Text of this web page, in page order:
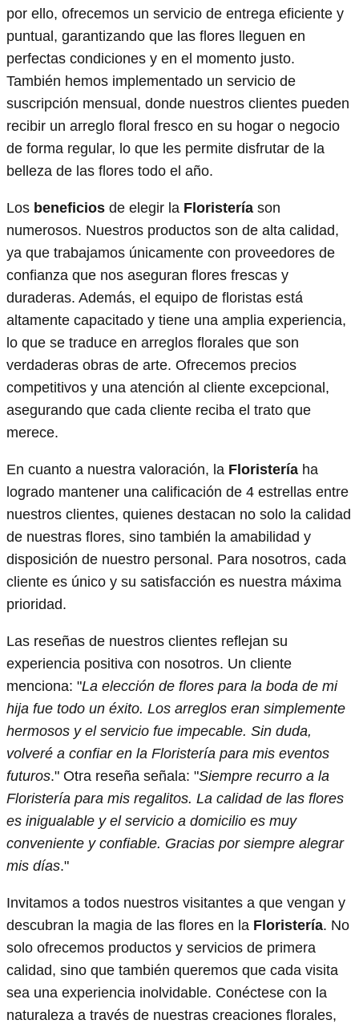
por ello, ofrecemos un servicio de entrega eficiente y
puntual, garantizando que las flores lleguen en
perfectas condiciones y en el momento justo.
También hemos implementado un servicio de
suscripción mensual, donde nuestros clientes pueden
recibir un arreglo floral fresco en su hogar o negocio
de forma regular, lo que les permite disfrutar de la
belleza de las flores todo el año.
Los beneficios de elegir la Floristería son
numerosos. Nuestros productos son de alta calidad,
ya que trabajamos únicamente con proveedores de
confianza que nos aseguran flores frescas y
duraderas. Además, el equipo de floristas está
altamente capacitado y tiene una amplia experiencia,
lo que se traduce en arreglos florales que son
verdaderas obras de arte. Ofrecemos precios
competitivos y una atención al cliente excepcional,
asegurando que cada cliente reciba el trato que
merece.
En cuanto a nuestra valoración, la Floristería ha
logrado mantener una calificación de 4 estrellas entre
nuestros clientes, quienes destacan no solo la calidad
de nuestras flores, sino también la amabilidad y
disposición de nuestro personal. Para nosotros, cada
cliente es único y su satisfacción es nuestra máxima
prioridad.
Las reseñas de nuestros clientes reflejan su
experiencia positiva con nosotros. Un cliente
menciona: "La elección de flores para la boda de mi
hija fue todo un éxito. Los arreglos eran simplemente
hermosos y el servicio fue impecable. Sin duda,
volveré a confiar en la Floristería para mis eventos
futuros." Otra reseña señala: "Siempre recurro a la
Floristería para mis regalitos. La calidad de las flores
es inigualable y el servicio a domicilio es muy
conveniente y confiable. Gracias por siempre alegrar
mis días."
Invitamos a todos nuestros visitantes a que vengan y
descubran la magia de las flores en la Floristería. No
solo ofrecemos productos y servicios de primera
calidad, sino que también queremos que cada visita
sea una experiencia inolvidable. Conéctese con la
naturaleza a través de nuestras creaciones florales,